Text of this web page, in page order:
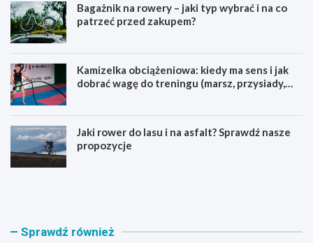
Bagażnik na rowery – jaki typ wybrać i na co
patrzeć przed zakupem?
Kamizelka obciążeniowa: kiedy ma sens i jak
dobrać wagę do treningu (marsz, przysiady,
Jaki rower do lasu i na asfalt? Sprawdź nasze
propozycje
J
o
B
n Sprawdź również